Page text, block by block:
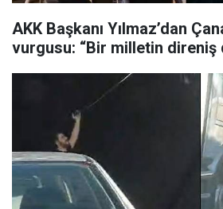
AKK Başkanı Yılmaz’dan
vurgusu: “Bir milletin direniş